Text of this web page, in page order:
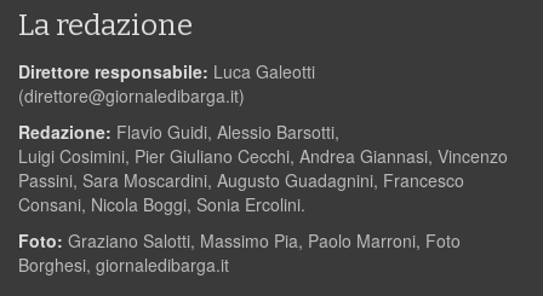
La redazione
Direttore responsabile: Luca Galeotti
(direttore@giornaledibarga.it)
Redazione: Flavio Guidi, Alessio Barsotti,
Luigi Cosimini, Pier Giuliano Cecchi, Andrea Giannasi, Vincenzo
Passini, Sara Moscardini, Augusto Guadagnini, Francesco
Consani, Nicola Boggi, Sonia Ercolini.
Foto: Graziano Salotti, Massimo Pia, Paolo Marroni, Foto
Borghesi, giornaledibarga.it